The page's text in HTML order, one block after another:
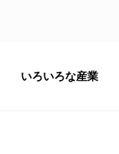
いろいろな産業